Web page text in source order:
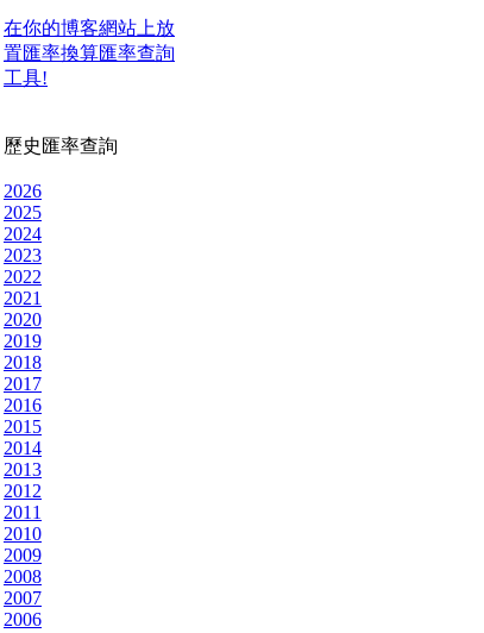
在你的博客網站上放
置匯率換算匯率查詢
工具!
歷史匯率查詢
2026
2025
2024
2023
2022
2021
2020
2019
2018
2017
2016
2015
2014
2013
2012
2011
2010
2009
2008
2007
2006